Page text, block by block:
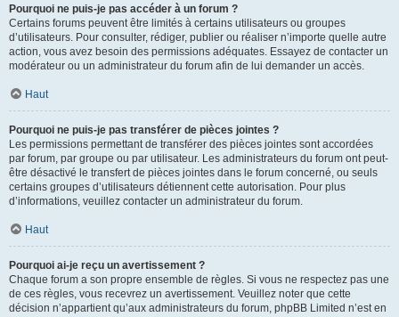
Pourquoi ne puis-je pas accéder à un forum ?
Certains forums peuvent être limités à certains utilisateurs ou groupes
d’utilisateurs. Pour consulter, rédiger, publier ou réaliser n’importe quelle autre
action, vous avez besoin des permissions adéquates. Essayez de contacter un
modérateur ou un administrateur du forum afin de lui demander un accès.
Haut
Pourquoi ne puis-je pas transférer de pièces jointes ?
Les permissions permettant de transférer des pièces jointes sont accordées
par forum, par groupe ou par utilisateur. Les administrateurs du forum ont peut-
être désactivé le transfert de pièces jointes dans le forum concerné, ou seuls
certains groupes d’utilisateurs détiennent cette autorisation. Pour plus
d’informations, veuillez contacter un administrateur du forum.
Haut
Pourquoi ai-je reçu un avertissement ?
Chaque forum a son propre ensemble de règles. Si vous ne respectez pas une
de ces règles, vous recevrez un avertissement. Veuillez noter que cette
décision n’appartient qu’aux administrateurs du forum, phpBB Limited n’est en